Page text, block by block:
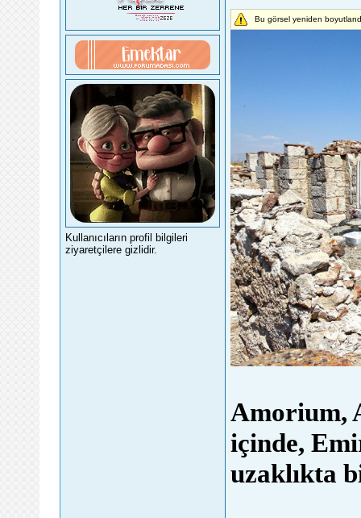
Kullanıcıların profil bilgileri
ziyaretçilere gizlidir.
Bu görsel yeniden
Amorium,
içinde,
uzaklıkta